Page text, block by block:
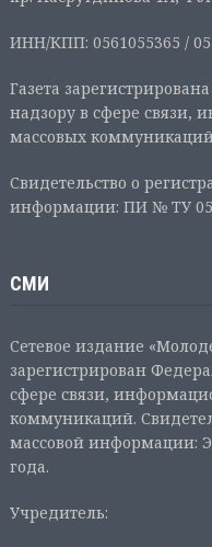
ИНН/КПП: 0561055365 /
Газета
надзору в сфере связи,
массовых
Свидетельство о
информации: ПИ № ТУ 05-
СМИ
Сетевое издание
зарегистрирован
сфере связи,
коммуникаций.
массовой информации:
года.
Учредитель: